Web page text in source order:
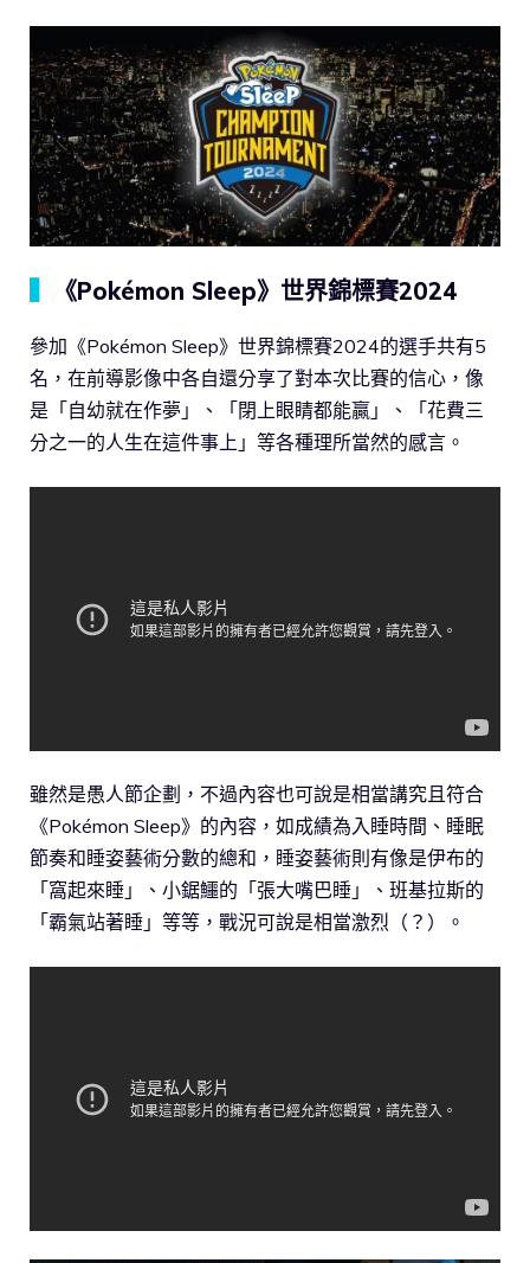
《Pokémon Sleep》世界錦標賽2024
參加《Pokémon Sleep》世界錦標賽2024的選手共有5
名，在前導影像中各自還分享了對本次比賽的信心，像
是「自幼就在作夢」、「閉上眼睛都能贏」、「花費三
分之一的人生在這件事上」等各種理所當然的感言。
雖然是愚人節企劃，不過內容也可說是相當講究且符合
《Pokémon Sleep》的內容，如成績為入睡時間、睡眠
節奏和睡姿藝術分數的總和，睡姿藝術則有像是伊布的
「窩起來睡」、小鋸鱷的「張大嘴巴睡」、班基拉斯的
「霸氣站著睡」等等，戰況可說是相當激烈（？）。